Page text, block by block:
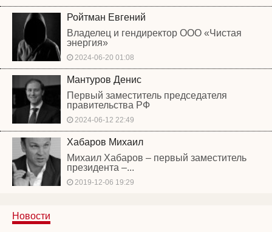
Ройтман Евгений
Владелец и гендиректор ООО «Чистая
энергия»
2024-06-20 01:08
Мантуров Денис
Первый заместитель председателя
правительства РФ
2024-06-12 22:49
Хабаров Михаил
Михаил Хабаров – первый заместитель
президента –...
2019-12-06 19:29
Новости